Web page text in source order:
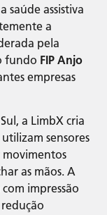
saúde assistiva
a
pela
fundo FIP Anjo
empresas
a LimbX cria
sensores
movimentos
as mãos. A
impressão